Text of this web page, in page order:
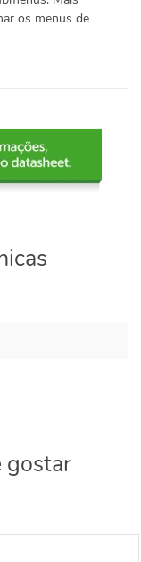
os menus de
gostar